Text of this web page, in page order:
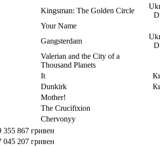
Kingsman: The Golden Circle
Your Name
Gangsterdam
Valerian and the City of a
Thousand Planets
It
Dunkirk
Mother!
The Crucifixion
Chervonyy
355 867 гривен
045 207 гривен